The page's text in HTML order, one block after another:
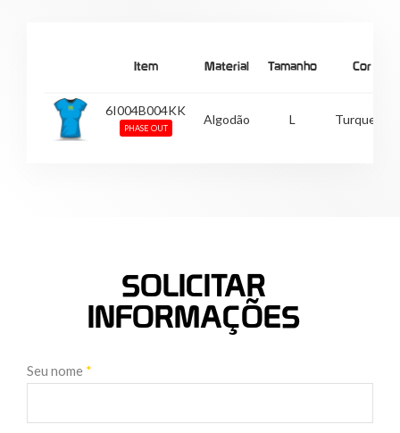
Item Material Tamanho Cor
6I004B004KK
PHASE OUT
Algodão L Turquesa
SOLICITAR
INFORMAÇÕES
Seu nome *